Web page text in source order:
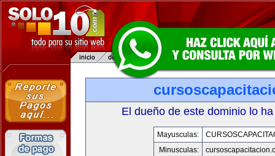
El dueño de este dominio lo
Mayusculas:
Minusculas: